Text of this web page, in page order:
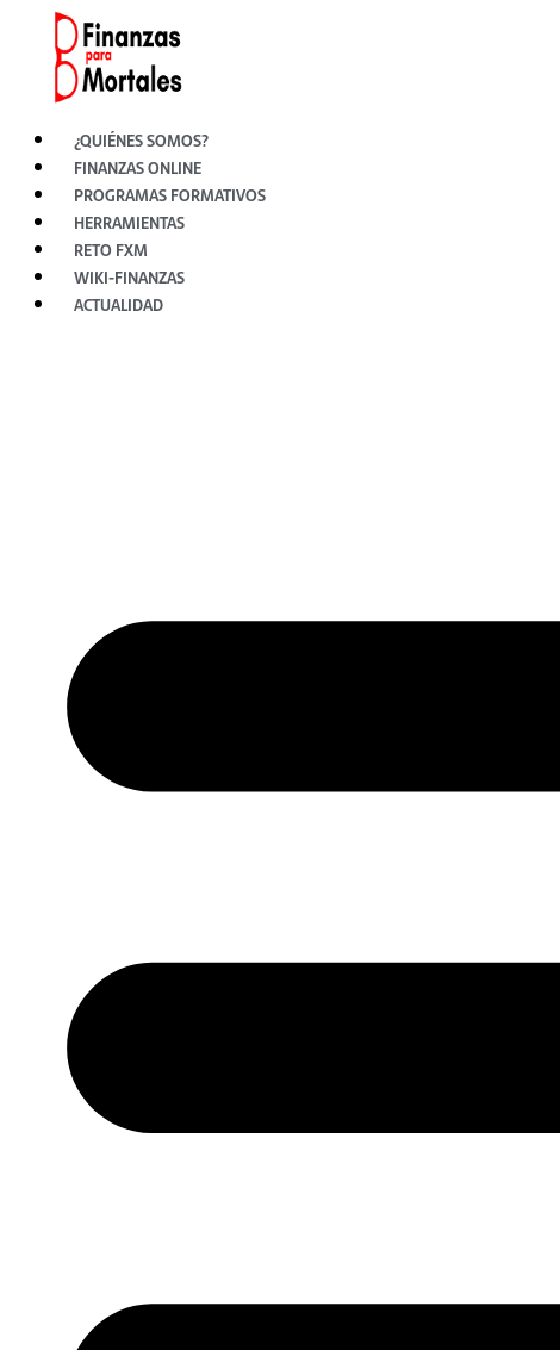
contenido
¿QUIÉNES SOMOS?
FINANZAS ONLINE
PROGRAMAS FORMATIVOS
HERRAMIENTAS
RETO FXM
WIKI-FINANZAS
ACTUALIDAD